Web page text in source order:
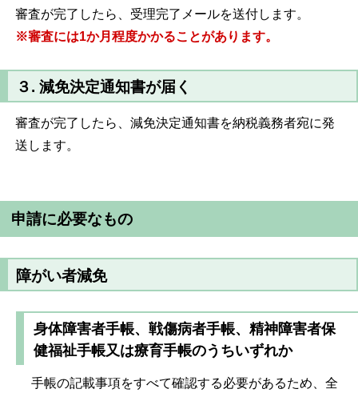
審査が完了したら、受理完了メールを送付します。
※審査には1か月程度かかることがあります。
３. 減免決定通知書が届く
審査が完了したら、減免決定通知書を納税義務者宛に発
送します。
申請に必要なもの
障がい者減免
身体障害者手帳、戦傷病者手帳、精神障害者保
健福祉手帳又は療育手帳のうちいずれか
手帳の記載事項をすべて確認する必要があるため、全